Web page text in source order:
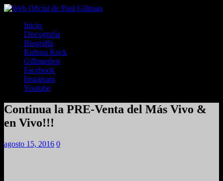
Inicio
Discografía
Biografía
Kultura Rock
Gillmanfest
Facebook
Instagram
Youtube
Continua la PRE-Venta del Más Vivo &
en Vivo!!!
agosto 15, 2016 0